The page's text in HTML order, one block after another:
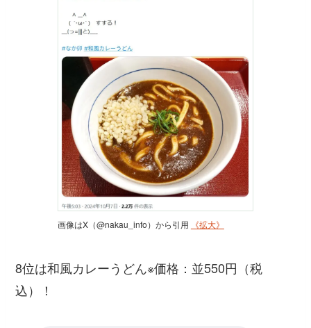
画像はX（@nakau_info）から引用 《拡大》
8位は和風カレーうどん※価格：並550円（税
込）！